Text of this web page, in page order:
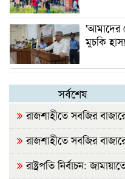
'আমাদের
মুচকি
সর্বশেষ
রাজশাহীতে সবজির
রাজশাহীতে সবজির
রাষ্ট্রপতি নির্বাচন: